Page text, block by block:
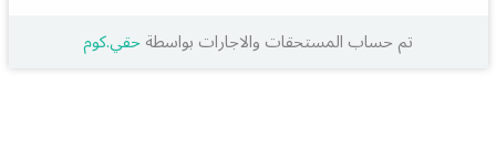
تم حساب المستحقات والاجارات بواسطةحقي.كوم